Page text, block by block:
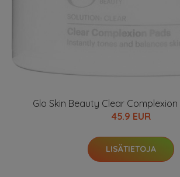
Glo Skin Beauty Clear Complexion
45.9 EUR
LISÄTIETOJA